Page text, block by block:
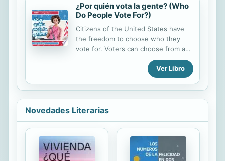
motivo suficiente para llamarle
"Eskoria"?
¿Por quién vota la gente? (Who
Do People Vote For?)
Citizens of the United States have
the freedom to choose who they
vote for. Voters can choose from a
number of candidates. Most people
belong to a political party and they
often choose to vote for the
candidate belonging to their political
party. However, sometimes people
choose to vote for a person
This book explores how people
choose a candidate to vote for and
why that choice matters. Relevant
images aid readers in making textual
Ver Libro
Novedades Literarias